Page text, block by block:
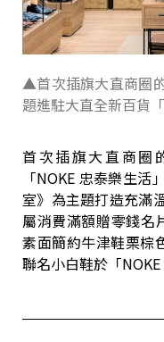
▲首次插旗大直商圈
題進駐大直全新百貨
首次插旗大直商圈
「NOKE 忠泰樂生
室》為主題打造充滿
屬消費滿額贈零錢名
素面簡約牛津鞋栗棕
聯名小白鞋於「